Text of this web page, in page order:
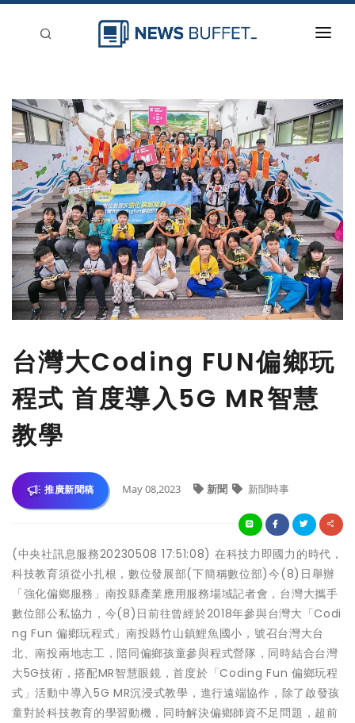
新聞稿分類
登入
刊登
台灣大Coding FUN偏鄉玩
程式 首度導入5G MR智慧
教學
推廣新聞稿 May 08,2023 新聞 新聞時事
(中央社訊息服務20230508 17:51:08) 在科技力即國力的時代，
科技教育須從小扎根，數位發展部(下簡稱數位部)今(8)日舉辦
「強化偏鄉服務」南投縣產業應用服務場域記者會，台灣大攜手
數位部公私協力，今(8)日前往曾經於2018年參與台灣大「Codi
ng Fun 偏鄉玩程式」南投縣竹山鎮鯉魚國小，號召台灣大台
北、南投兩地志工，陪同偏鄉孩童參與程式營隊，同時結合台灣
大5G技術，搭配MR智慧眼鏡，首度於「Coding Fun 偏鄉玩程
式」活動中導入5G MR沉浸式教學，進行遠端協作，除了啟發孩
童對於科技教育的學習動機，同時解決偏鄉師資不足問題，超前